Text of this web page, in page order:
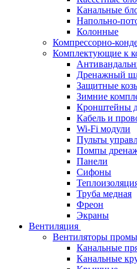
Канальные
Напольно-
Колонные
Компрессорно-
Комплектующие к
Дренажный
Защитные
Зимние
Кронштейны
Кабель и
Wi-Fi модули
Пульты
Помпы
Панели
Сифоны
Труба медная
Фреон
Экраны
Вентиляция
Вентиляторы
Канальные
Канальные